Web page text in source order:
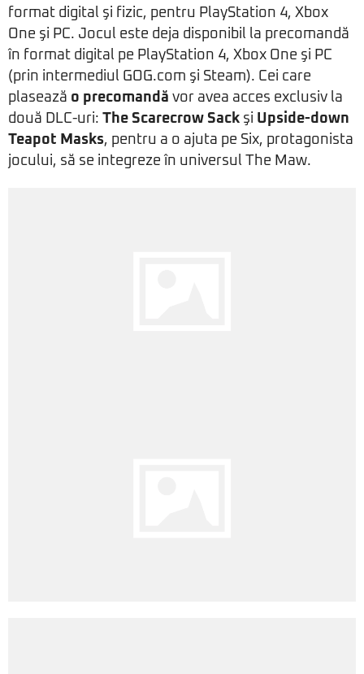
format digital şi fizic, pentru PlayStation 4, Xbox
One şi PC. Jocul este deja disponibil la precomandă
în format digital pe PlayStation 4, Xbox One şi PC
(prin intermediul GOG.com şi Steam). Cei care
plasează o precomandă vor avea acces exclusiv la
două DLC-uri: The Scarecrow Sack şi Upside-down
Teapot Masks, pentru a o ajuta pe Six, protagonista
jocului, să se integreze în universul The Maw.